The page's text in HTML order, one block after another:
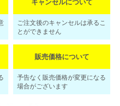
ご注文後のキャンセルは承るこ
とができません
販売価格について
予告なく販売価格が変更になる
場合がございます